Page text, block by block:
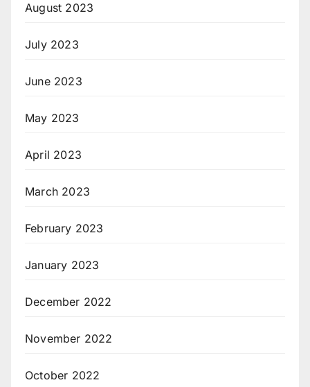
August 2023
July 2023
June 2023
May 2023
April 2023
March 2023
February 2023
January 2023
December 2022
November 2022
October 2022